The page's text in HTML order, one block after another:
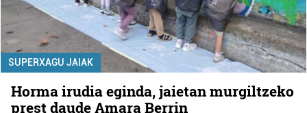
SUPERXAGU JAIAK
Horma irudia eginda, jaietan murgiltzeko
prest daude Amara Berrin